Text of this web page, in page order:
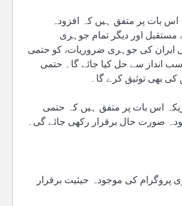
اس بات پر متفق ہیں کہ افزودہ
اور دیگر تمام جوہری
ایران کی جوہری ضروریات، کو حتمی
انداز سے حل کیا جائے گا۔ حتمی
بھی توثیق کرے گا۔
اس بات پر متفق ہیں کہ حتمی
صورت حال برقرار رکھی جائے گی۔
پروگرام کی موجودہ حیثیت برقرار